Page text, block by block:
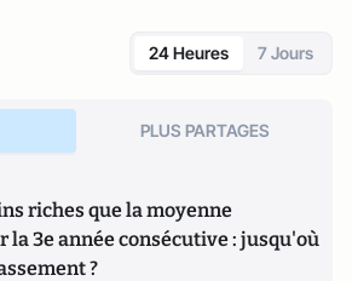
24 Heures 7 Jours
PLUS PARTAGES
riches que la moyenne
la 3e année consécutive : jusqu'où
?